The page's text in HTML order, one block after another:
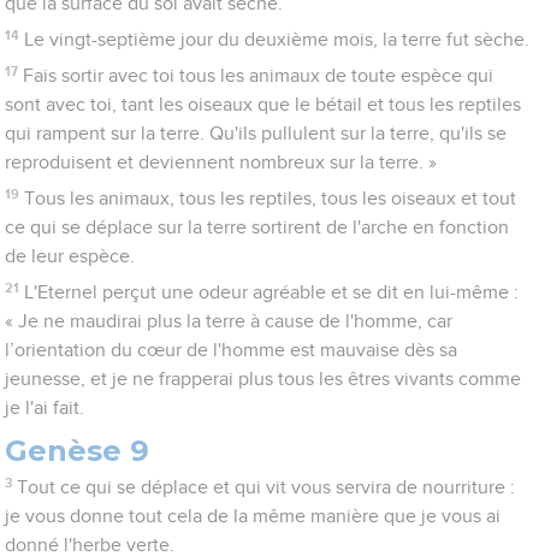
14 Le vingt-septième jour du deuxième mois, la terre fut sèche.
17 Fais sortir avec toi tous les animaux de toute espèce qui
sont avec toi, tant les oiseaux que le bétail et tous les reptiles
qui rampent sur la terre. Qu'ils pullulent sur la terre, qu'ils se
reproduisent et deviennent nombreux sur la terre. »
19 Tous les animaux, tous les reptiles, tous les oiseaux et tout
ce qui se déplace sur la terre sortirent de l'arche en fonction
de leur espèce.
21
L'Eternel perçut une odeur agréable et se dit en lui-même :
« Je ne maudirai plus la terre à cause de l'homme, car
l’orientation du cœur de l'homme est mauvaise dès sa
jeunesse, et je ne frapperai plus tous les êtres vivants comme
je l'ai fait.
Genèse 9
3 Tout ce qui se déplace et qui vit vous servira de nourriture :
je vous donne tout cela de la même manière que je vous ai
donné l'herbe verte.